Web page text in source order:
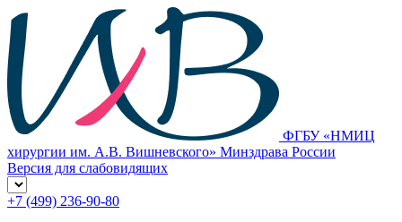
ФГБУ «НМИЦ
хирургии им. А.В. Вишневского» Минздрава России
Версия для слабовидящих
+7 (499) 236-90-80